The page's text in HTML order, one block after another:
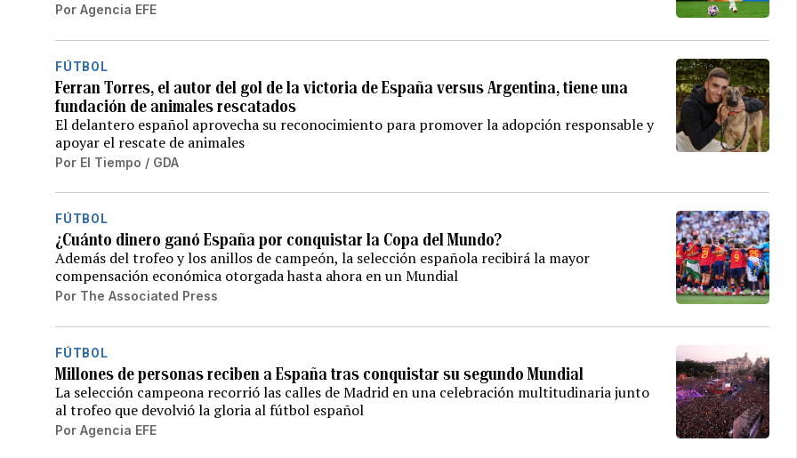
Por Agencia EFE
FÚTBOL
Ferran Torres, el autor del gol de la victoria de España versus Argentina, tiene una
fundación de animales rescatados
El delantero español aprovecha su reconocimiento para promover la adopción responsable y
apoyar el rescate de animales
Por El Tiempo / GDA
FÚTBOL
¿Cuánto dinero ganó España por conquistar la Copa del Mundo?
Además del trofeo y los anillos de campeón, la selección española recibirá la mayor
compensación económica otorgada hasta ahora en un Mundial
Por The Associated Press
FÚTBOL
Millones de personas reciben a España tras conquistar su segundo Mundial
La selección campeona recorrió las calles de Madrid en una celebración multitudinaria junto
al trofeo que devolvió la gloria al fútbol español
Por Agencia EFE